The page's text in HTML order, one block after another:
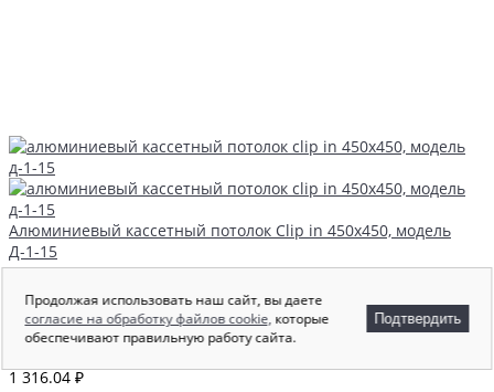
Алюминиевый кассетный потолок Clip in 450х450, модель
Д-1-15
В наличии100 м.кв.
Кромка
Clip-In
Размер
1 316.04 ₽
Продолжая использовать наш сайт, вы даете
согласие на обработку файлов cookie, которые
обеспечивают правильную работу сайта.
Подтвердить